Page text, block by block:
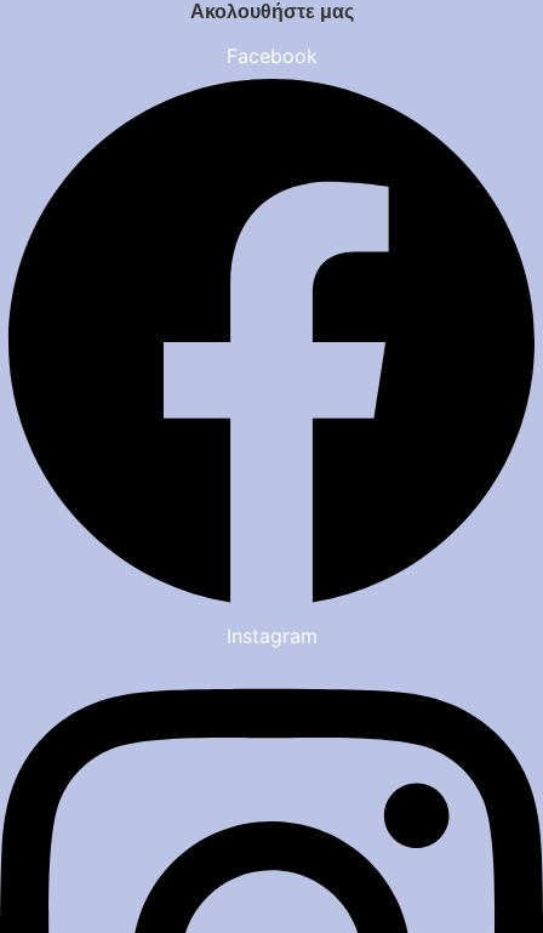
Ακολουθήστε μας
Facebook
Instagram